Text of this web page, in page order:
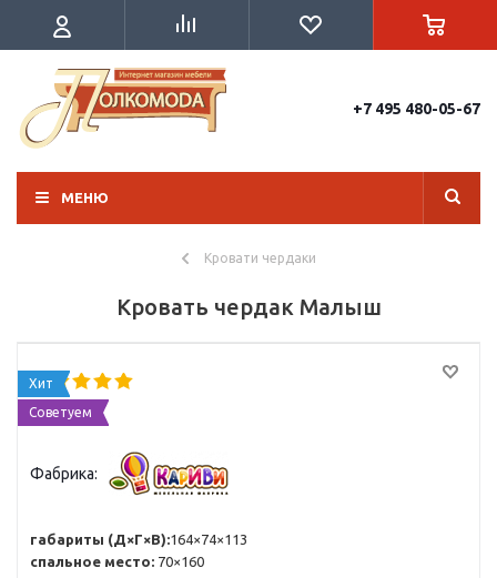
+7 495 480-05-67
МЕНЮ
Кровати чердаки
Кровать чердак Малыш
Хит
Советуем
Фабрика:
габариты (Д×Г×В):164×74×113
спальное место: 70×160